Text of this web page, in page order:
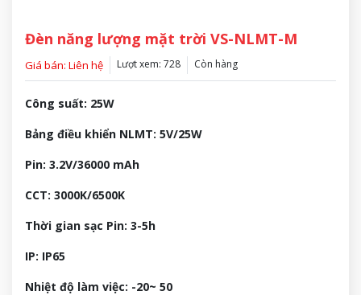
Đèn năng lượng mặt trời VS-NLMT-M
Giá bán: Liên hệ Lượt xem: 728 Còn hàng
Công suất: 25W
Bảng điều khiển NLMT: 5V/25W
Pin: 3.2V/36000 mAh
CCT: 3000K/6500K
Thời gian sạc Pin: 3-5h
IP: IP65
Nhiệt độ làm việc: -20~ 50